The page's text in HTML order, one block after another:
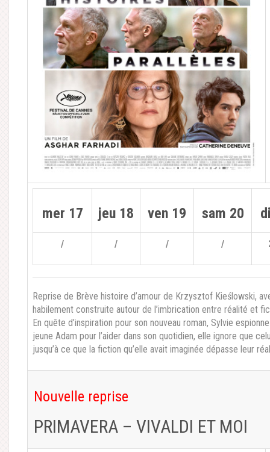
mer 17 jeu 18 ven 19 sam 20
/ / / /
Reprise de Brève histoire d’amour de Krzysztof Kieślowski,
habilement construite autour de l’imbrication entre réalité et
En quête d’inspiration pour son nouveau roman, Sylvie
jeune Adam pour l’aider dans son quotidien, elle ignore que
jusqu’à ce que la fiction qu’elle avait imaginée dépasse leur
Nouvelle reprise
PRIMAVERA – VIVALDI ET MOI